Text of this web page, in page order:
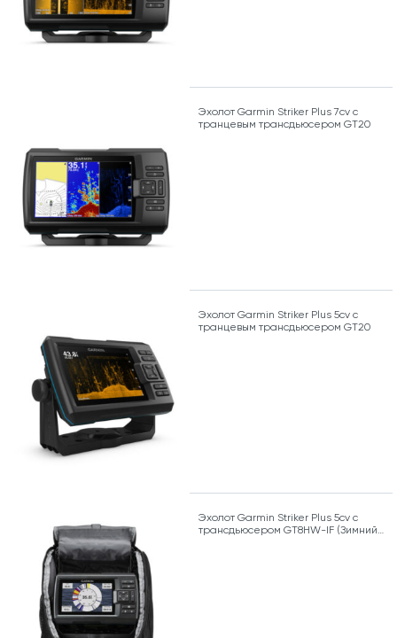
Эхолот Garmin Striker Plus 7cv с
транцевым трансдьюсером GT20
Эхолот Garmin Striker Plus 5cv с
транцевым трансдьюсером GT20
Эхолот Garmin Striker Plus 5cv с
трансдьюсером GT8HW-IF (Зимний